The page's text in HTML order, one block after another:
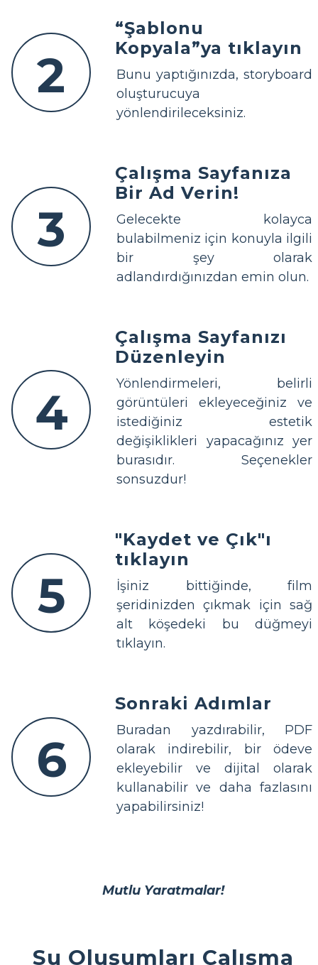
2
“Şablonu
Kopyala”ya tıklayın
Bunu yaptığınızda, storyboard
oluşturucuya
yönlendirileceksiniz.
3
Çalışma Sayfanıza
Bir Ad Verin!
Gelecekte kolayca
bulabilmeniz için konuyla ilgili
bir şey olarak
adlandırdığınızdan emin olun.
4
Çalışma Sayfanızı
Düzenleyin
Yönlendirmeleri, belirli
görüntüleri ekleyeceğiniz ve
istediğiniz estetik
değişiklikleri yapacağınız yer
burasıdır. Seçenekler
sonsuzdur!
5
"Kaydet ve Çık"ı
tıklayın
İşiniz bittiğinde, film
şeridinizden çıkmak için sağ
alt köşedeki bu düğmeyi
tıklayın.
6
Sonraki Adımlar
Buradan yazdırabilir, PDF
olarak indirebilir, bir ödeve
ekleyebilir ve dijital olarak
kullanabilir ve daha fazlasını
yapabilirsiniz!
Mutlu Yaratmalar!
Su Oluşumları Çalışma